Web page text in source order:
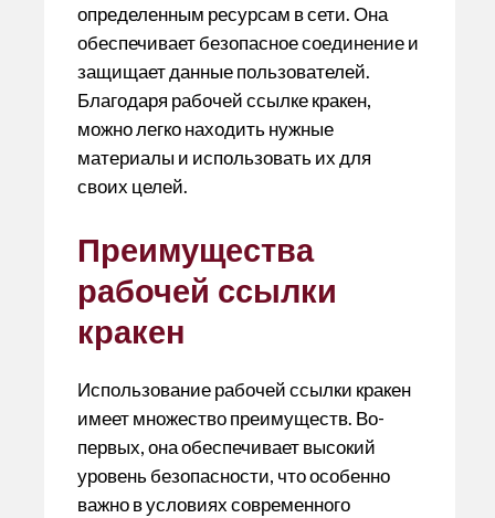
определенным ресурсам в сети. Она
обеспечивает безопасное соединение и
защищает данные пользователей.
Благодаря рабочей ссылке кракен,
можно легко находить нужные
материалы и использовать их для
своих целей.
Преимущества
рабочей ссылки
кракен
Использование рабочей ссылки кракен
имеет множество преимуществ. Во-
первых, она обеспечивает высокий
уровень безопасности, что особенно
важно в условиях современного